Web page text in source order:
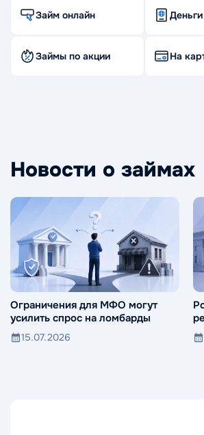
Займ онлайн
Займы по акции На
Новости о займах
Ограничения для МФО могут
усилить спрос на ломбарды
15.07.2026